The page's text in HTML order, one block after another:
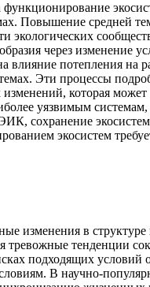
функционирование
Повышение средней
экологических
через изменение
потепления на
Эти процессы
которая
уязвимым
сохранение
экосистем
изменения в
тревожные тенденции
подходящих
В научно-